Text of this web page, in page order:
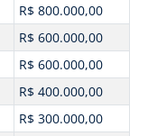
R$ 800.000,00
R$ 600.000,00
R$ 600.000,00
R$ 400.000,00
R$ 300.000,00